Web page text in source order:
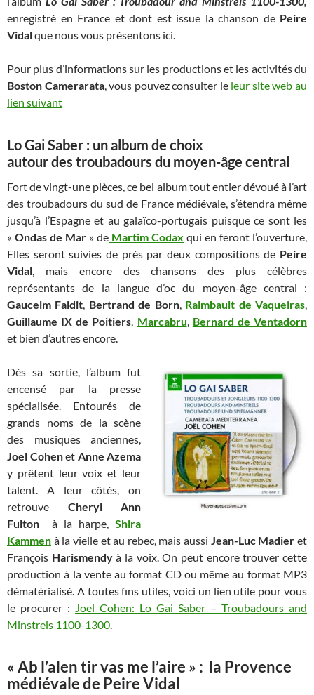
enregistré en France et dont est issue la chanson de Peire
Vidalque nous vous présentons ici.
Pour plus d’informations sur les productions et les activités du
Boston Camerarata, vous pouvez consulter leleur site web au
lien suivant
Lo Gai Saber : un album de choix
autour des troubadours du moyen-âge central
Fort de vingt-une pièces, ce bel album tout entier dévoué à l’art
des troubadours du sud de France médiévale, s’étendra même
jusqu’à l’Espagne et au galaïco-portugais puisque ce sont les
« Ondas de Mar » de Martim Codax qui en feront l’ouverture,
Elles seront suivies de près par deux compositions de Peire
Vidal, mais encore des chansons des plus célèbres
représentants de la langue d’oc du moyen-âge central :
Gaucelm Faidit, Bertrand de Born, Raimbault de Vaqueiras,
Guillaume IX de Poitiers, Marcabru, Bernard de Ventadorn
et bien d’autres encore.
Dès sa sortie, l’album fut
encensé par la presse
spécialisée. Entourés de
grands noms de la scène
des musiques anciennes,
Joel Cohenet Anne Azema
y prêtent leur voix et leur
talent. A leur côtés, on
retrouve Cheryl Ann
Fulton
à la harpe, Shira
Kammen à la vielle et au rebec, mais aussi Jean-Luc Madier et
François Harismendyà la voix. On peut encore trouver cette
production à la vente au format CD ou même au format MP3
dématérialisé. A toutes fins utiles, voici un lien utile pour vous
le procurer : Joel Cohen: Lo Gai Saber – Troubadours and
Minstrels 1100-1300.
« Ab l’alen tir vas me l’aire » : la Provence
médiévale de Peire Vidal